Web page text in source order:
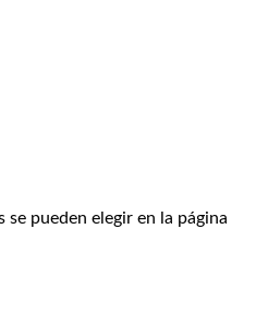
pueden elegir en la página